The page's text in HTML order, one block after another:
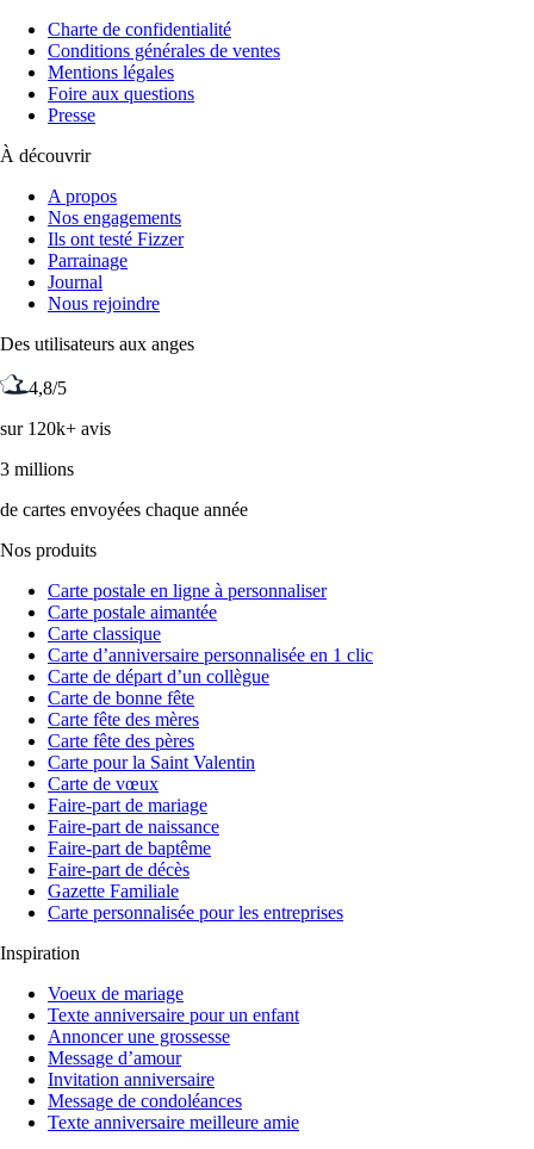
Charte de confidentialité
Conditions générales de ventes
Mentions légales
Foire aux questions
Presse
À découvrir
A propos
Nos engagements
Ils ont testé Fizzer
Parrainage
Journal
Nous rejoindre
Des utilisateurs aux anges
4,8/5
sur 120k+ avis
3 millions
de cartes envoyées chaque année
Nos produits
Carte postale en ligne à personnaliser
Carte postale aimantée
Carte classique
Carte d’anniversaire personnalisée en 1 clic
Carte de départ d’un collègue
Carte de bonne fête
Carte fête des mères
Carte fête des pères
Carte pour la Saint Valentin
Carte de vœux
Faire-part de mariage
Faire-part de naissance
Faire-part de baptême
Faire-part de décès
Gazette Familiale
Carte personnalisée pour les entreprises
Inspiration
Voeux de mariage
Texte anniversaire pour un enfant
Annoncer une grossesse
Message d’amour
Invitation anniversaire
Message de condoléances
Texte anniversaire meilleure amie